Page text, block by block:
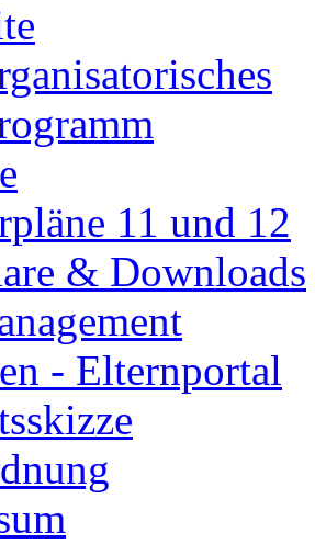
11 und 12
& Downloads
- Elternportal